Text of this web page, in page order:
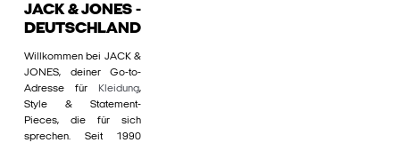
JACK & JONES -
DEUTSCHLAND
Willkommen bei JACK &
JONES, deiner Go-to-
Adresse für
Kleidung,
Style & Statement-
Pieces, die für sich
sprechen. Seit 1990